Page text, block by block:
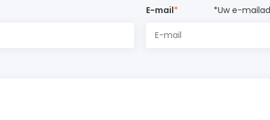
E-mail* *Uw e-